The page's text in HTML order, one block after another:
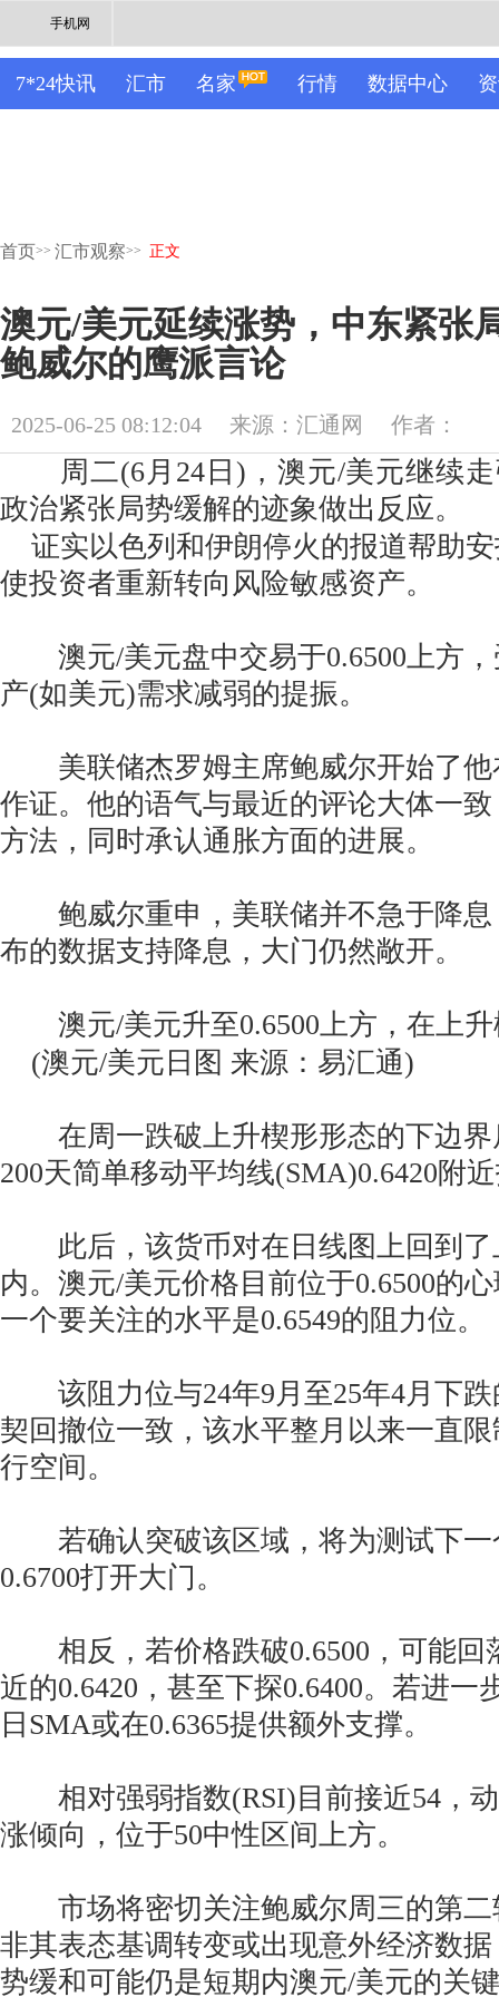
手机网
7*24快讯 汇市 名家 行情 数据中心
首页>> 汇市观察>> 正文
澳元/美元延续涨势，中东紧张
鲍威尔的鹰派言论
2025-06-25 08:12:04 来源：汇通网 作者：
周二(6月24日)，澳元/美元继续走
政治紧张局势缓解的迹象做出反应。
证实以色列和伊朗停火的报道帮助
使投资者重新转向风险敏感资产。
澳元/美元盘中交易于0.6500上方，
产(如美元)需求减弱的提振。
美联储杰罗姆主席鲍威尔开始了他
作证。他的语气与最近的评论大体一
方法，同时承认通胀方面的进展。
鲍威尔重申，美联储并不急于降息
布的数据支持降息，大门仍然敞开。
澳元/美元升至0.6500上方，在上升
(澳元/美元日图 来源：易汇通)
在周一跌破上升楔形形态的下边界
200天简单移动平均线(SMA)0.6420附
此后，该货币对在日线图上回到了
内。澳元/美元价格目前位于0.6500的
一个要关注的水平是0.6549的阻力位。
该阻力位与24年9月至25年4月下跌
契回撤位一致，该水平整月以来一直
行空间。
若确认突破该区域，将为测试下一
0.6700打开大门。
相反，若价格跌破0.6500，可能回
近的0.6420，甚至下探0.6400。若进一
日SMA或在0.6365提供额外支撑。
相对强弱指数(RSI)目前接近54，动
涨倾向，位于50中性区间上方。
市场将密切关注鲍威尔周三的第二
非其表态基调转变或出现意外经济数
势缓和可能仍是短期内澳元/美元的关